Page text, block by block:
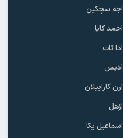
اجه سچکین
احمد کایا
ادا تات
ادیس
ارن کاراییلان
ازهل
اسماعیل یکا